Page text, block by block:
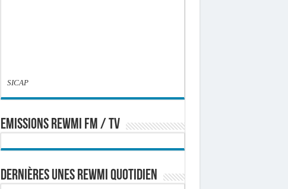
SICAP
EMISSIONS REWMI FM / TV
Dernières Unes Rewmi Quotidien